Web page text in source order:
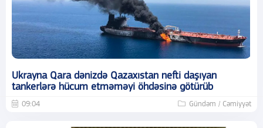
Ukrayna Qara dənizdə Qazaxıstan nefti daşıyan
tankerlərə hücum etməməyi öhdəsinə götürüb
09:04 Gündəm / Cəmiyyət